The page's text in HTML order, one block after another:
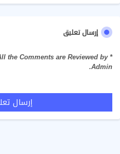
إرسال تعليق
the Comments are Reviewed by
Admin.
إرسال